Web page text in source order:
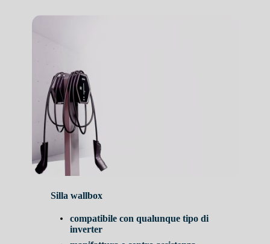
Silla wallbox
compatibile con qualunque tipo di
inverter